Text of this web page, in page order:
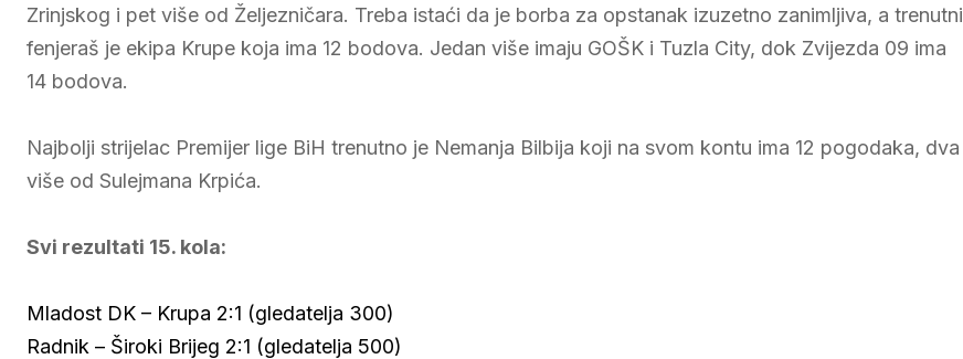
Zrinjskog i pet više od Željezničara. Treba istaći da je borba za opstanak izuzetno zanimljiva, a trenutni
fenjeraš je ekipa Krupe koja ima 12 bodova. Jedan više imaju GOŠK i Tuzla City, dok Zvijezda 09 ima
14 bodova.
Najbolji strijelac Premijer lige BiH trenutno je Nemanja Bilbija koji na svom kontu ima 12 pogodaka, dva
više od Sulejmana Krpića.
Svi rezultati 15. kola:
Mladost DK – Krupa 2:1 (gledatelja 300)
Radnik – Široki Brijeg 2:1 (gledatelja 500)